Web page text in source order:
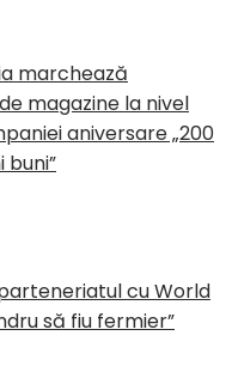
marchează
magazine la nivel
aniversare „200
buni”
cu World
să fiu fermier”